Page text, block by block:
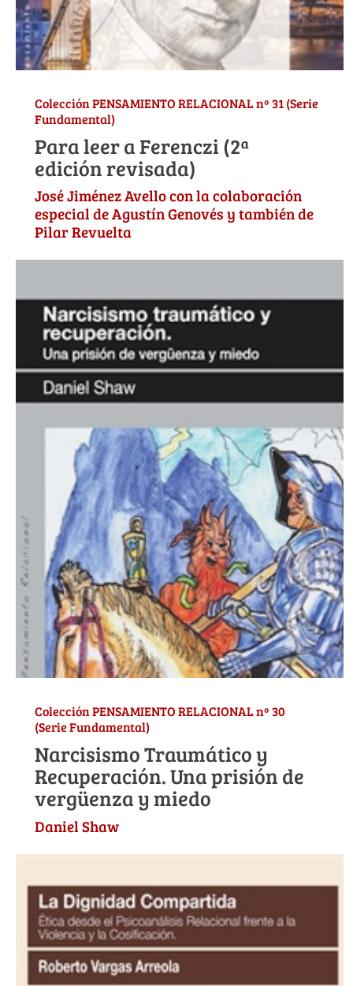
Colección PENSAMIENTO RELACIONAL nº 31 (Serie
Fundamental)
Para leer a Ferenczi (2ª
edición revisada)
José Jiménez Avello con la colaboración
especial de Agustín Genovés y también de
Pilar Revuelta
Colección PENSAMIENTO RELACIONAL nº 30
(Serie Fundamental)
Narcisismo Traumático y
Recuperación. Una prisión de
vergüenza y miedo
Daniel Shaw